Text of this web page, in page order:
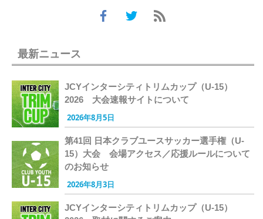
最新ニュース
JCYインターシティトリムカップ（U-15）
2026 大会速報サイトについて
2026年8月5日
第41回 日本クラブユースサッカー選手権（U-
15）大会 会場アクセス／応援ルールについて
のお知らせ
2026年8月3日
JCYインターシティトリムカップ（U-15）